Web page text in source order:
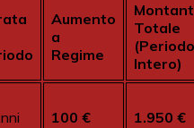
Aumento
a
Regime
Totale
(Periodo
Intero)
100 € 1.950 €